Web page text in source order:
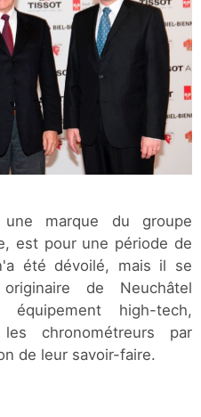
marque du groupe
est pour une période de
été dévoilé, mais il se
de Neuchâtel
high-tech,
chronométreurs par
de leur savoir-faire.